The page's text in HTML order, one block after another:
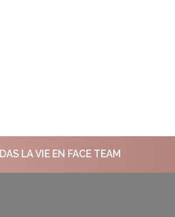
DAS LA VIE EN FACE TEAM